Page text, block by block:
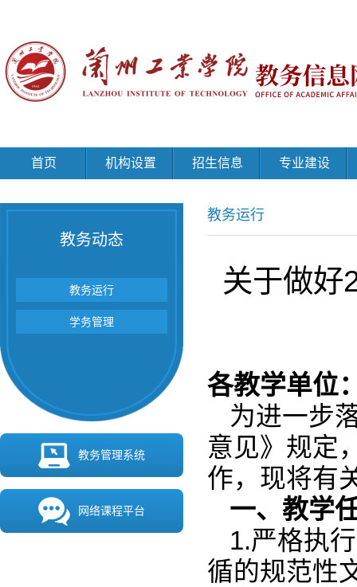
首页 机构设置 招生信息 专业建设
教务动态
教务运行
学务管理
教务管理系统
网络课程平台
教务运行
关于做好
各教学单位
为进一步
意见》规定
作，现将有
一、教学
1.严格执
循的规范性